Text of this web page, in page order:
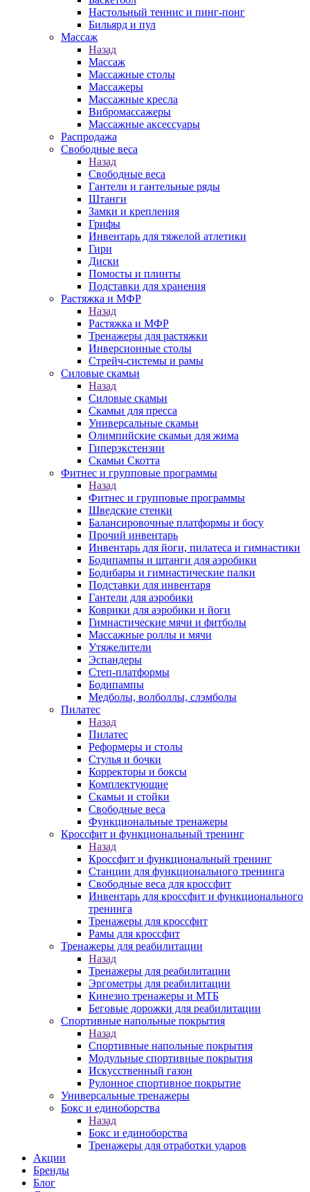
Настольный теннис и пинг-понг
Бильярд и пул
Массаж
Назад
Массаж
Массажные столы
Массажеры
Массажные кресла
Вибромассажеры
Массажные аксессуары
Распродажа
Свободные веса
Назад
Свободные веса
Гантели и гантельные ряды
Штанги
Замки и крепления
Грифы
Инвентарь для тяжелой атлетики
Гири
Диски
Помосты и плинты
Подставки для хранения
Растяжка и МФР
Назад
Растяжка и МФР
Тренажеры для растяжки
Инверсионные столы
Стрейч-системы и рамы
Силовые скамьи
Назад
Силовые скамьи
Скамьи для пресса
Универсальные скамьи
Олимпийские скамьи для жима
Гиперэкстензии
Скамьи Скотта
Фитнес и групповые программы
Назад
Фитнес и групповые программы
Шведские стенки
Балансировочные платформы и босу
Прочий инвентарь
Инвентарь для йоги, пилатеса и гимнастики
Бодипампы и штанги для аэробики
Бодибары и гимнастические палки
Подставки для инвентаря
Гантели для аэробики
Коврики для аэробики и йоги
Гимнастические мячи и фитболы
Массажные роллы и мячи
Утяжелители
Эспандеры
Степ-платформы
Бодипампы
Медболы, волболлы, слэмболы
Пилатес
Назад
Пилатес
Реформеры и столы
Стулья и бочки
Корректоры и боксы
Комплектующие
Скамьи и стойки
Свободные веса
Функциональные тренажеры
Кроссфит и функциональный тренинг
Назад
Кроссфит и функциональный тренинг
Станции для функционального тренинга
Свободные веса для кроссфит
Инвентарь для кроссфит и функционального
тренинга
Тренажеры для кроссфит
Рамы для кроссфит
Тренажеры для реабилитации
Назад
Тренажеры для реабилитации
Эргометры для реабилитации
Кинезио тренажеры и МТБ
Беговые дорожки для реабилитации
Спортивные напольные покрытия
Назад
Спортивные напольные покрытия
Модульные спортивные покрытия
Искусственный газон
Рулонное спортивное покрытие
Универсальные тренажеры
Бокс и единоборства
Назад
Бокс и единоборства
Тренажеры для отработки ударов
Акции
Бренды
Блог